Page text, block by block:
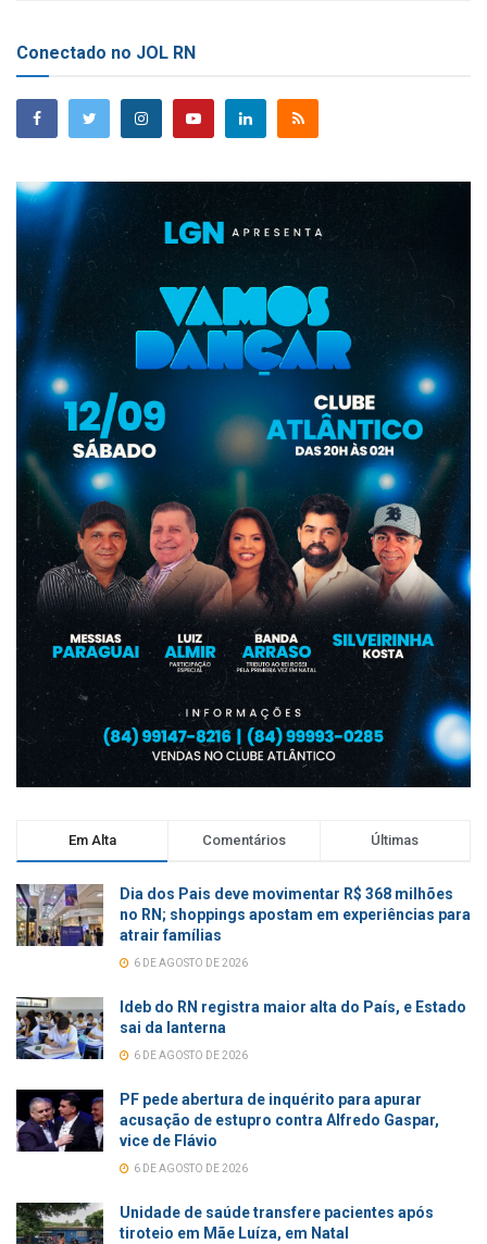
Conectado no JOL RN
Em Alta Comentários Últimas
Dia dos Pais deve movimentar R$ 368 milhões
no RN; shoppings apostam em experiências para
atrair famílias
6 DE AGOSTO DE 2026
Ideb do RN registra maior alta do País, e Estado
sai da lanterna
6 DE AGOSTO DE 2026
PF pede abertura de inquérito para apurar
acusação de estupro contra Alfredo Gaspar,
vice de Flávio
6 DE AGOSTO DE 2026
Unidade de saúde transfere pacientes após
tiroteio em Mãe Luíza, em Natal